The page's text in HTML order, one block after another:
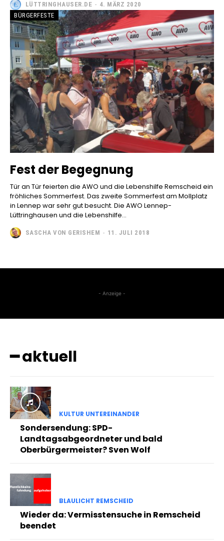
LÜTTRINGHAUSER.DE - 4. MÄRZ 2020
BÜRGERFESTE
Fest der Begegnung
Tür an Tür feierten die AWO und die Lebenshilfe Remscheid ein
fröhliches Sommerfest. Das zweite Sommerfest am Mollplatz
in Lennep war sehr gut besucht. Die AWO Lennep-
Lüttringhausen und die Lebenshilfe...
SASCHA VON GERISHEM - 11. JULI 2018
- Anzeige -
━ aktuell
KULTUR UNTEREINANDER
Sondersendung: SPD-
Landtagsabgeordneter und bald
Oberbürgermeister? Sven Wolf
BLAULICHT REMSCHEID
Wieder da: Vermisstensuche in Remscheid
beendet